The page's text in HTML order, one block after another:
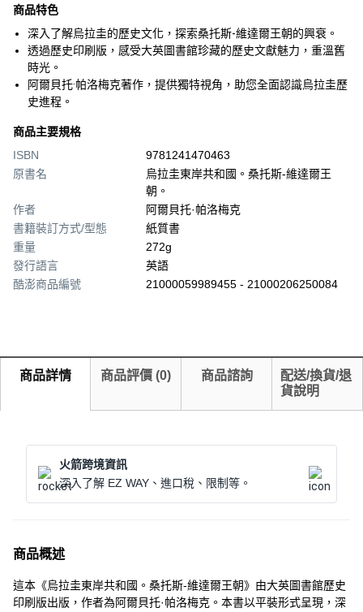
商品特色
深入了解烏拉圭的歷史文化，探索桑托斯-維達爾王朝的興衰。
透過歷史印刷版，感受大英圖書館珍藏的歷史文獻魅力，重溫舊
時光。
阿爾貝托·帕洛梅克著作，提供獨特視角，助您全面認識烏拉圭歷
史進程。
商品主要規格
ISBN
9781241470463
原書名
烏拉圭東岸共和國。桑托斯-維達爾王
朝。
作者
阿爾貝托·帕洛梅克
書籍裝訂方式/型態
紙質書
重量
272g
發行語言
英語
酷澎商品編號
21000059989455 - 21000206250084
商品詳情 商品評價 (0) 商品諮詢
配送/換貨/退
貨說明
火箭跨境資訊
深入了解 EZ WAY、進口稅、限制等。
商品概述
這本《烏拉圭東岸共和國。桑托斯-維達爾王朝》由大英圖書館歷史
印刷版出版，作者為阿爾貝托·帕洛梅克。本書以平裝形式呈現，深